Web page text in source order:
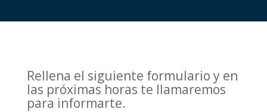
Rellena el siguiente formulario y en
las próximas horas te llamaremos
para informarte.